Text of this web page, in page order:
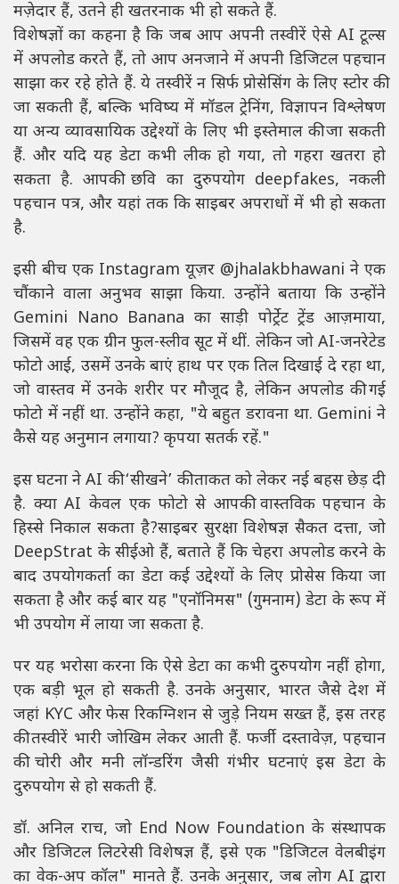
मज़ेदार हैं, उतने ही खतरनाक भी हो सकते हैं.
विशेषज्ञों का कहना है कि जब आप अपनी तस्वीरें ऐसे AI टूल्स
में अपलोड करते हैं, तो आप अनजाने में अपनी डिजिटल पहचान
साझा कर रहे होते हैं. ये तस्वीरें न सिर्फ प्रोसेसिंग के लिए स्टोर की
जा सकती हैं, बल्कि भविष्य में मॉडल ट्रेनि‍ंग, विज्ञापन विश्लेषण
या अन्य व्यावसायिक उद्देश्यों के लिए भी इस्तेमाल की जा सकती
हैं. और यदि यह डेटा कभी लीक हो गया, तो गहरा खतरा हो
सकता है. आपकी छवि का दुरुपयोग deepfakes, नकली
पहचान पत्र, और यहां तक कि साइबर अपराधों में भी हो सकता
है.
इसी बीच एक Instagram यूज़र @jhalakbhawani ने एक
चौंकाने वाला अनुभव साझा किया. उन्होंने बताया कि उन्होंने
Gemini Nano Banana का साड़ी पोर्ट्रेट ट्रेंड आज़माया,
जिसमें वह एक ग्रीन फुल-स्लीव सूट में थीं. लेकिन जो AI-जनरेटेड
फोटो आई, उसमें उनके बाएं हाथ पर एक तिल दिखाई दे रहा था,
जो वास्तव में उनके शरीर पर मौजूद है, लेकिन अपलोड की गई
फोटो में नहीं था. उन्होंने कहा, "ये बहुत डरावना था. Gemini ने
कैसे यह अनुमान लगाया? कृपया सतर्क रहें."
इस घटना ने AI की ‘सीखने’ की ताकत को लेकर नई बहस छेड़ दी
है. क्या AI केवल एक फोटो से आपकी वास्तविक पहचान के
हिस्से निकाल सकता है?साइबर सुरक्षा विशेषज्ञ सैकत दत्ता, जो
DeepStrat के सीईओ हैं, बताते हैं कि चेहरा अपलोड करने के
बाद उपयोगकर्ता का डेटा कई उद्देश्यों के लिए प्रोसेस किया जा
सकता है और कई बार यह "एनॉनिमस" (गुमनाम) डेटा के रूप में
भी उपयोग में लाया जा सकता है.
पर यह भरोसा करना कि ऐसे डेटा का कभी दुरुपयोग नहीं होगा,
एक बड़ी भूल हो सकती है. उनके अनुसार, भारत जैसे देश में
जहां KYC और फेस रिकग्निशन से जुड़े नियम सख्त हैं, इस तरह
की तस्वीरें भारी जोखिम लेकर आती हैं. फर्जी दस्तावेज़, पहचान
की चोरी और मनी लॉन्डरिंग जैसी गंभीर घटनाएं इस डेटा के
दुरुपयोग से हो सकती हैं.
डॉ. अनिल राच, जो End Now Foundation के संस्थापक
और डिजिटल लिटरेसी विशेषज्ञ हैं, इसे एक "डिजिटल वेलबीइंग
का वेक-अप कॉल" मानते हैं. उनके अनुसार, जब लोग AI द्वारा